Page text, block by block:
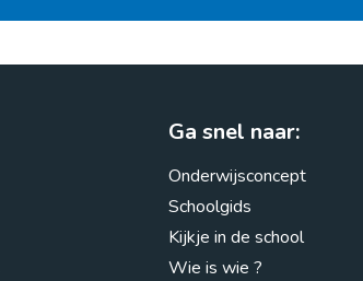
Ga snel naar:
Onderwijsconcept
Schoolgids
Kijkje in de school
Wie is wie ?